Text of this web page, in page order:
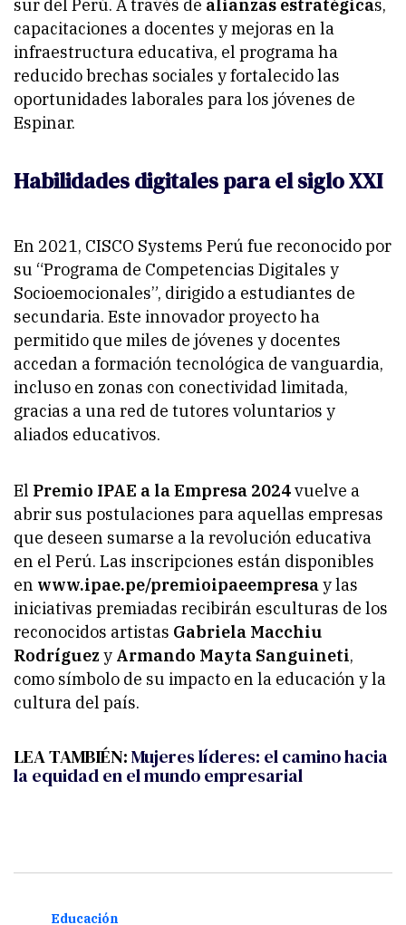
sur del Perú. A través de alianzas estratégicas,
capacitaciones a docentes y mejoras en la
infraestructura educativa, el programa ha
reducido brechas sociales y fortalecido las
oportunidades laborales para los jóvenes de
Espinar.
Habilidades digitales para el siglo XXI
En 2021, CISCO Systems Perú fue reconocido por
su “Programa de Competencias Digitales y
Socioemocionales”, dirigido a estudiantes de
secundaria. Este innovador proyecto ha
permitido que miles de jóvenes y docentes
accedan a formación tecnológica de vanguardia,
incluso en zonas con conectividad limitada,
gracias a una red de tutores voluntarios y
aliados educativos.
El Premio IPAE a la Empresa 2024vuelve a
abrir sus postulaciones para aquellas empresas
que deseen sumarse a la revolución educativa
en el Perú. Las inscripciones están disponibles
en www.ipae.pe/premioipaeempresay las
iniciativas premiadas recibirán esculturas de los
reconocidos artistas Gabriela Macchiu
Rodríguez y Armando Mayta Sanguineti,
como símbolo de su impacto en la educación y la
cultura del país.
LEA TAMBIÉN:Mujeres líderes: el camino hacia
la equidad en el mundo empresarial
Educación